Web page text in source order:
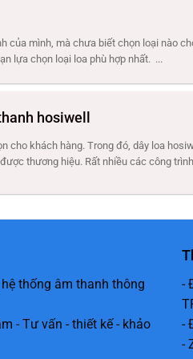
của mình, mà chưa biết chọn loại nào
lựa chọn loại loa phù hợp nhất. ...
hosiwell
cho khách hàng. Trong đó, dây loa
thương hiệu. Rất nhiều các công
thống âm thanh thông
- Tư vấn - thiết kế - khảo
-
-
-